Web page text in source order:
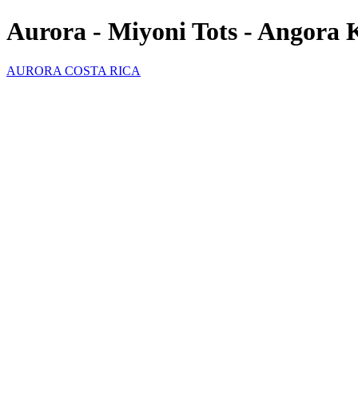
Aurora - Miyoni Tots - Angora
AURORA COSTA RICA